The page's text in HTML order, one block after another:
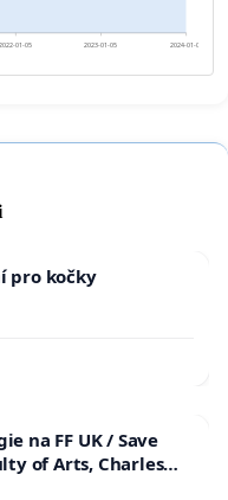
2022-01-05 2023-01-05 2024-01-05
pro kočky
na FF UK / Save
of Arts, Charles